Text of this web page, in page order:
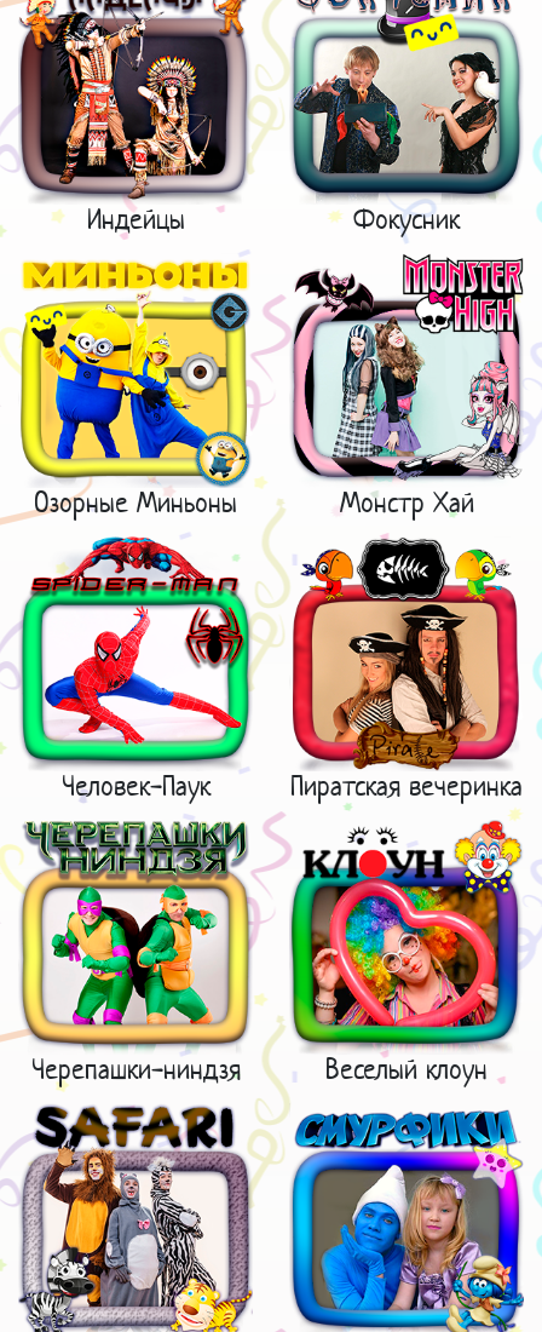
Индейцы Фокусник
Озорные Миньоны Монстр Хай
Человек-Паук Пиратская вечеринка
Черепашки-ниндзя Веселый клоун